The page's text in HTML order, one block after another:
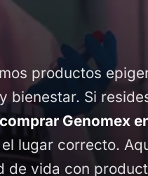
productos
bienestar. Si
Genomex
lugar correcto.
de vida con